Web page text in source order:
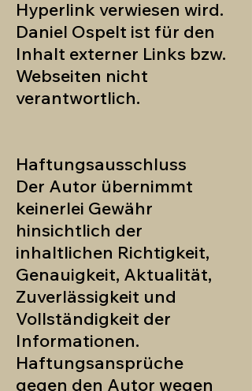
Hyperlink verwiesen wird.
Daniel Ospelt ist für den
Inhalt externer Links bzw.
Webseiten nicht
verantwortlich.
Haftungsausschluss
Der Autor übernimmt
keinerlei Gewähr
hinsichtlich der
inhaltlichen Richtigkeit,
Genauigkeit, Aktualität,
Zuverlässigkeit und
Vollständigkeit der
Informationen.
Haftungsansprüche
gegen den Autor wegen